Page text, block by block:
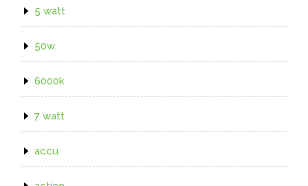
5 watt
50w
6000k
7 watt
accu